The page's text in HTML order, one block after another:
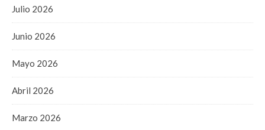
Julio 2026
Junio 2026
Mayo 2026
Abril 2026
Marzo 2026